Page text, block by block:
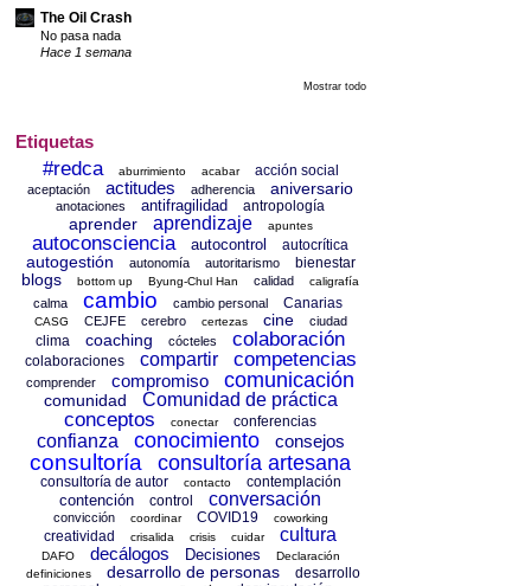
The Oil Crash
No pasa nada
Hace 1 semana
Mostrar todo
Etiquetas
#redca aburrimiento acabar acción social
aceptación actitudes adherencia aniversario
anotaciones antifragilidad antropología
aprender aprendizaje apuntes
autoconsciencia autocontrol autocrítica
autogestión autonomía autoritarismo bienestar
blogs bottom up Byung-Chul Han calidad caligrafía
calma cambio cambio personal Canarias
CASG CEJFE cerebro certezas cine ciudad
clima coaching cócteles colaboración
colaboraciones compartir competencias
comprender compromiso comunicación
comunidad Comunidad de práctica
conceptos conectar conferencias
confianza conocimiento consejos
consultoría consultoría artesana
consultoría de autor contacto contemplación
contención control conversación
convicción coordinar COVID19 coworking
creatividad crisalida crisis cuidar cultura
DAFO decálogos Decisiones
Declaración
definiciones
desarrollo de personas
desarrollo